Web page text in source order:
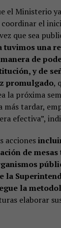
el Ministerio
el
que sea
tuvimos una
de
y de
promulgado,
la próxima
tardar,
efectiva”,
acciones
de mesas
la
la
elaborar